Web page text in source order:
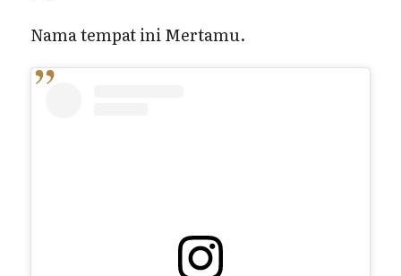
Nama tempat ini Mertamu.